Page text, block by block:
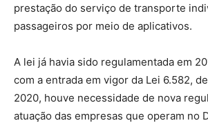
prestação do serviço de transporte
passageiros por meio de aplicativos.
A lei já havia sido regulamentada em
com a entrada em vigor da Lei 6.582,
2020, houve necessidade de nova
atuação das empresas que operam no